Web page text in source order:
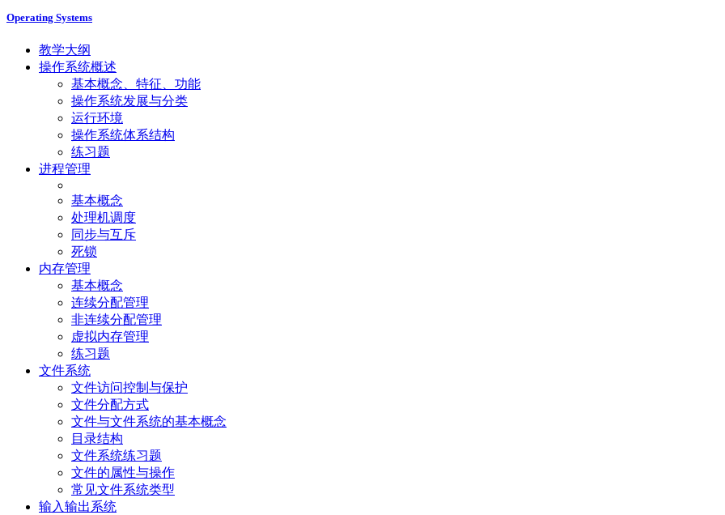
Operating Systems
教学大纲
操作系统概述
基本概念、特征、功能
操作系统发展与分类
运行环境
操作系统体系结构
练习题
进程管理
基本概念
处理机调度
同步与互斥
死锁
内存管理
基本概念
连续分配管理
非连续分配管理
虚拟内存管理
练习题
文件系统
文件访问控制与保护
文件分配方式
文件与文件系统的基本概念
目录结构
文件系统练习题
文件的属性与操作
常见文件系统类型
输入输出系统